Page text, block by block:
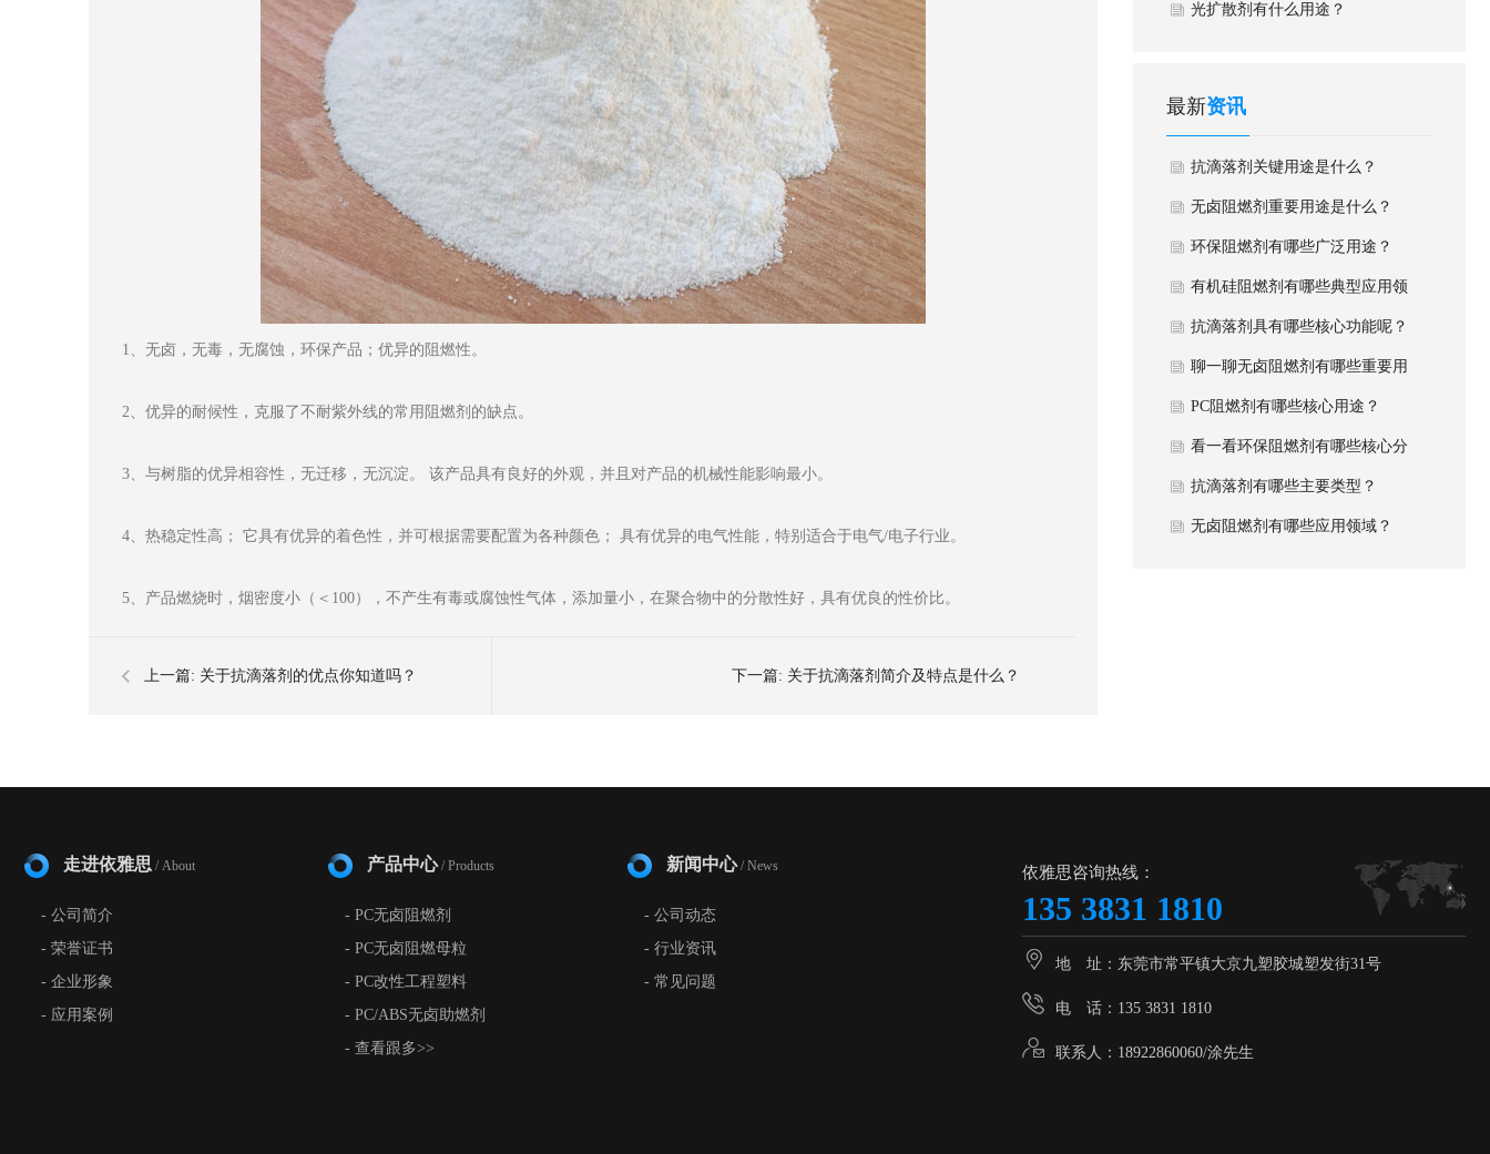
1、无卤，无毒，无腐蚀，环保产品；优异的阻燃性。
2、优异的耐候性，克服了不耐紫外线的常用阻燃剂的缺点。
3、与树脂的优异相容性，无迁移，无沉淀。 该产品具有良好的外观，并且对产品的机械性能影响最小。
4、热稳定性高； 它具有优异的着色性，并可根据需要配置为各种颜色； 具有优异的电气性能，特别适合于电气/电子行业。
5、产品燃烧时，烟密度小（＜100），不产生有毒或腐蚀性气体，添加量小，在聚合物中的分散性好，具有优良的性价比。
上一篇: 关于抗滴落剂的优点你知道吗？ 下一篇: 关于抗滴落剂简介及特点是什么？
光扩散剂有什么用途？
最新资讯
抗滴落剂关键用途是什么？
无卤阻燃剂重要用途是什么？
环保阻燃剂有哪些广泛用途？
有机硅阻燃剂有哪些典型应用领
域？
抗滴落剂具有哪些核心功能呢？
聊一聊无卤阻燃剂有哪些重要用
途？
PC阻燃剂有哪些核心用途？
看一看环保阻燃剂有哪些核心分
类？
抗滴落剂有哪些主要类型？
无卤阻燃剂有哪些应用领域？
走进依雅思 / About
- 公司简介
- 荣誉证书
- 企业形象
- 应用案例
产品中心/ Products
- PC无卤阻燃剂
- PC无卤阻燃母粒
- PC改性工程塑料
- PC/ABS无卤助燃剂
- 查看跟多>>
新闻中心/ News
- 公司动态
- 行业资讯
- 常见问题
依雅思咨询热线：
135 3831 1810
地 址：东莞市常平镇大京九塑胶城塑发街31号
电 话：135 3831 1810
联系人：18922860060/涂先生